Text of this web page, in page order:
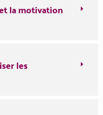
la motivation
les